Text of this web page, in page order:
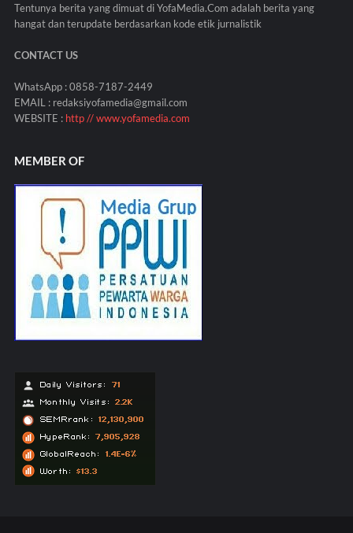
Tentunya berita yang dimuat di YofaMedia.Com adalah berita yang
hangat dan terupdate berdasarkan kode etik jurnalistik
CONTACT US
WhatsApp : 0858-7187-2449
EMAIL : redaksiyofamedia@gmail.com
WEBSITE : http // www.yofamedia.com
MEMBER OF